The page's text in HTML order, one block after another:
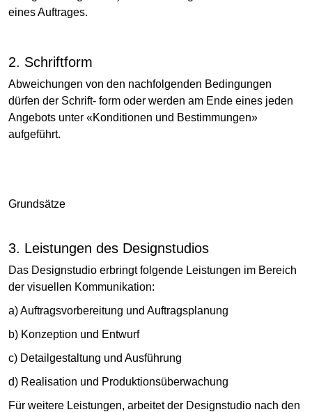
eines Auftrages.
2. Schriftform
Abweichungen von den nachfolgenden Bedingungen
dürfen der Schrift- form oder werden am Ende eines jeden
Angebots unter «Konditionen und Bestimmungen»
aufgeführt.
Grundsätze
3. Leistungen des Designstudios
Das Designstudio erbringt folgende Leistungen im Bereich
der visuellen Kommunikation:
a) Auftragsvorbereitung und Auftragsplanung
b) Konzeption und Entwurf
c) Detailgestaltung und Ausführung
d) Realisation und Produktionsüberwachung
Für weitere Leistungen, arbeitet der Designstudio nach den